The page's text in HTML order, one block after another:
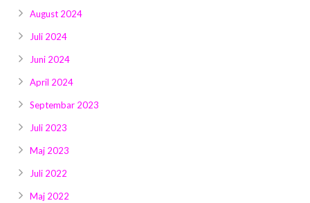
August 2024
Juli 2024
Juni 2024
April 2024
Septembar 2023
Juli 2023
Maj 2023
Juli 2022
Maj 2022